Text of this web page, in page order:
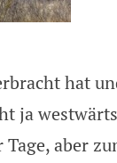
hat
ja
aber